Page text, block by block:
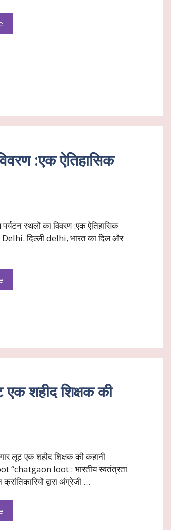
:एक ऐतिहासिक
स्थलों का विवरण :एक ऐतिहासिक
Delhi. दिल्ली delhi, भारत का दिल और
शहीद शिक्षक की
लूट एक शहीद शिक्षक की कहानी
“chatgaon loot : भारतीय स्वतंत्रता
द्वारा अंग्रेजी …